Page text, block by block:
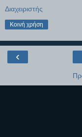
Διαχειριστής
Κοινή χρήση
‹